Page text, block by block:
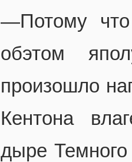
—Потому
обэтом
произошло
Кентона
дыре